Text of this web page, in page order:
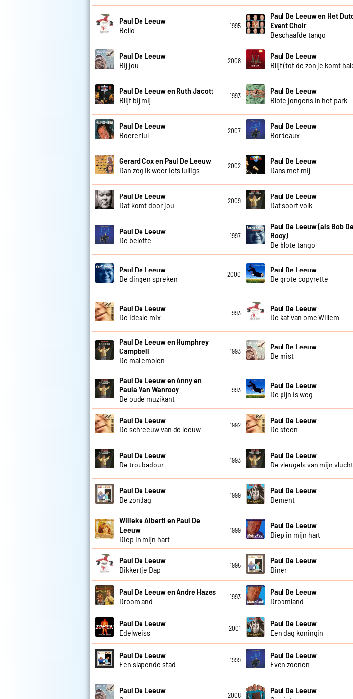
Paul De Leeuw
Bello
1995
Paul De Leeuw en Het
Event Choir
Beschaafde tango
Paul De Leeuw
Bij jou
2008
Paul De Leeuw
Blijf (tot de zon je komt
Paul De Leeuw en Ruth Jacott
Blijf bij mij
1993
Paul De Leeuw
Blote jongens in het park
Paul De Leeuw
Boerenlul
2007
Paul De Leeuw
Bordeaux
Gerard Cox en Paul De Leeuw
Dan zeg ik weer iets lulligs
2002
Paul De Leeuw
Dans met mij
Paul De Leeuw
Dat komt door jou
2009
Paul De Leeuw
Dat soort volk
Paul De Leeuw
De belofte
1997
Paul De Leeuw (als Bob De
Rooy)
De blote tango
Paul De Leeuw
De dingen spreken
2000
Paul De Leeuw
De grote copyrette
Paul De Leeuw
De ideale mix
1993
Paul De Leeuw
De kat van ome Willem
Paul De Leeuw en Humphrey
Campbell
De mallemolen
1993
Paul De Leeuw
De mist
Paul De Leeuw en Anny en
Paula Van Wanrooy
De oude muzikant
1993
Paul De Leeuw
De pijn is weg
Paul De Leeuw
De schreeuw van de leeuw
1992
Paul De Leeuw
De steen
Paul De Leeuw
De troubadour
1993
Paul De Leeuw
De vleugels van mijn vlucht
Paul De Leeuw
De zondag
1999
Paul De Leeuw
Dement
Willeke Alberti en Paul De
Leeuw
Diep in mijn hart
1999
Paul De Leeuw
Diep in mijn hart
Paul De Leeuw
Dikkertje Dap
1995
Paul De Leeuw
Diner
Paul De Leeuw en Andre Hazes
Droomland
1993
Paul De Leeuw
Droomland
Paul De Leeuw
Edelweiss
2001
Paul De Leeuw
Een dag koningin
Paul De Leeuw
Een slapende stad
1999
Paul De Leeuw
Even zoenen
Paul De Leeuw
2008
Paul De Leeuw